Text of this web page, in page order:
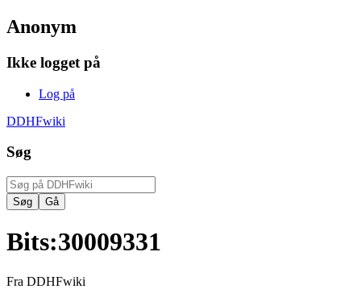
Anonym
Ikke logget på
Log på
DDHFwiki
Søg
Bits:30009331
Fra DDHFwiki